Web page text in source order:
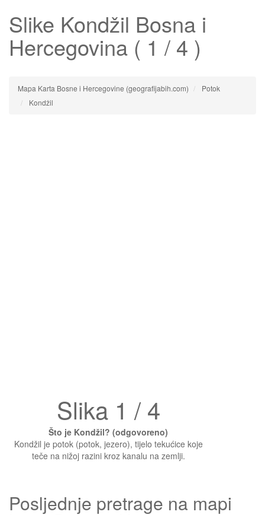
Slike Kondžil Bosna i
Hercegovina ( 1 / 4 )
Mapa Karta Bosne i Hercegovine (geografijabih.com)
Potok
Kondžil
Slika 1 / 4
Što je Kondžil? (odgovoreno)
Kondžil je potok (potok, jezero), tijelo tekućice koje
teče na nižoj razini kroz kanalu na zemlji.
Posljednje pretrage na mapi